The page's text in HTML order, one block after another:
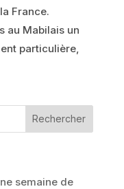
France.
au Mabilais un
particulière,
semaine de